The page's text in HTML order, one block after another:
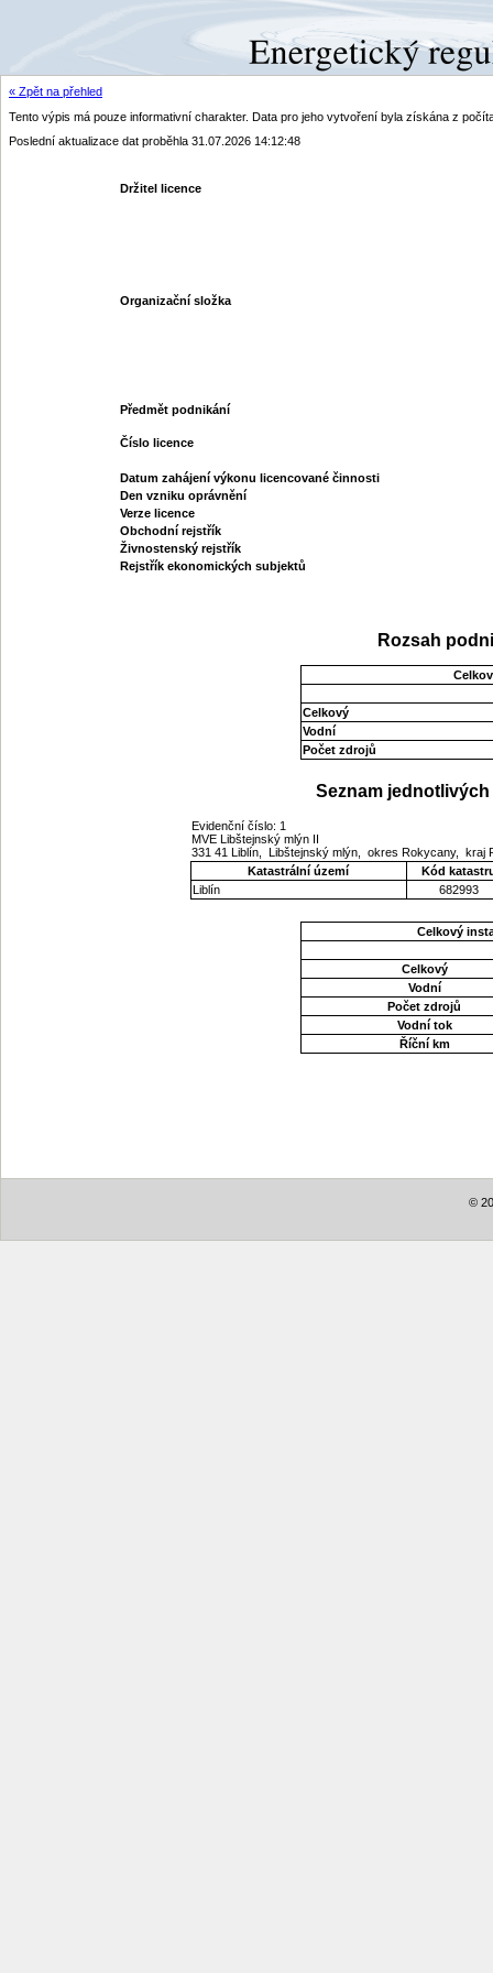
« Zpět na přehled
Tento výpis má pouze informativní charakter. Data pro jeho vytvoření byla získána z
Poslední aktualizace dat proběhla 31.07.2026 14:12:48
Držitel licence
Organizační složka
Předmět podnikání
Číslo licence
Datum zahájení výkonu licencované činnosti
Den vzniku oprávnění
Verze licence
Obchodní rejstřík
Živnostenský rejstřík
Rejstřík ekonomických subjektů
Rozsah
Celkový
Vodní
Počet zdrojů
Seznam
Evidenční číslo: 1
MVE Libštejnský mlýn II
331 41 Liblín, Libštejnský mlýn, okres Rokycany, kraj
Katastrální území
Kód
Liblín
682993
Celkový
Celkový
Vodní
Počet zdrojů
Vodní tok
Říční km
©